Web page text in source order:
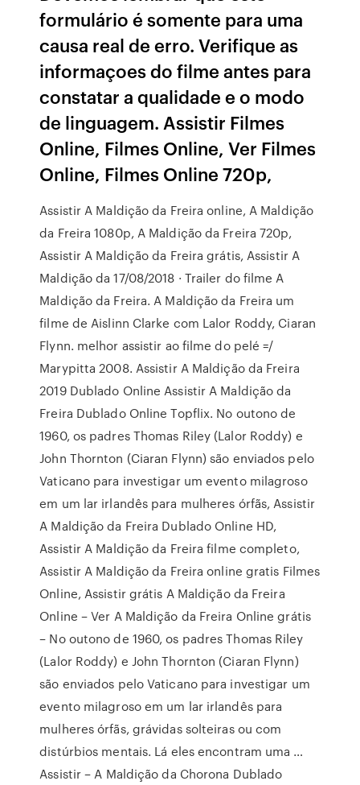
formulário é somente para uma
causa real de erro. Verifique as
informaçoes do filme antes para
constatar a qualidade e o modo
de linguagem. Assistir Filmes
Online, Filmes Online, Ver Filmes
Online, Filmes Online 720p,
Assistir A Maldição da Freira online, A Maldição
da Freira 1080p, A Maldição da Freira 720p,
Assistir A Maldição da Freira grátis, Assistir A
Maldição da 17/08/2018 · Trailer do filme A
Maldição da Freira. A Maldição da Freira um
filme de Aislinn Clarke com Lalor Roddy, Ciaran
Flynn. melhor assistir ao filme do pelé =/
Marypitta 2008. Assistir A Maldição da Freira
2019 Dublado Online Assistir A Maldição da
Freira Dublado Online Topflix. No outono de
1960, os padres Thomas Riley (Lalor Roddy) e
John Thornton (Ciaran Flynn) são enviados pelo
Vaticano para investigar um evento milagroso
em um lar irlandês para mulheres órfãs, Assistir
A Maldição da Freira Dublado Online HD,
Assistir A Maldição da Freira filme completo,
Assistir A Maldição da Freira online gratis Filmes
Online, Assistir grátis A Maldição da Freira
Online – Ver A Maldição da Freira Online grátis
– No outono de 1960, os padres Thomas Riley
(Lalor Roddy) e John Thornton (Ciaran Flynn)
são enviados pelo Vaticano para investigar um
evento milagroso em um lar irlandês para
mulheres órfãs, grávidas solteiras ou com
distúrbios mentais. Lá eles encontram uma …
Assistir – A Maldição da Chorona Dublado